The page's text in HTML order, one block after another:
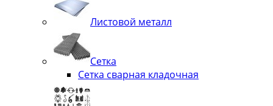
Листовой металл
Сетка
Сетка сварная кладочная